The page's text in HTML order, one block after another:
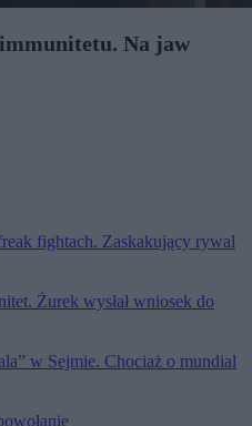
Na jaw
fightach. Zaskakujący rywal
Żurek wysłał wniosek do
w Sejmie. Chociaż o mundial